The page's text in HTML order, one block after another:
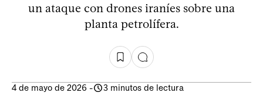
un ataque con drones iraníes sobre una
planta petrolífera.
4 de mayo de 2026 - 3 minutos de lectura